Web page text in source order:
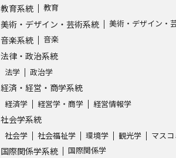
志望校・出願校を調べる
テレメール全国一斉進学調査
教育系統 教育
美術・デザイン・芸術系統 美術・デザイン・
音楽系統 音楽
法律・政治系統
法学 政治学
経済・経営・商学系統
経済学 経営学・商学 経営情報学
社会学系統
社会学 社会福祉学 環境学 観光学 マス
国際関係学系統 国際関係学